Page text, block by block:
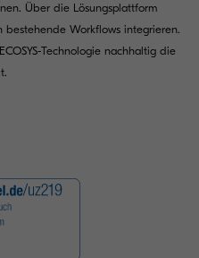
Über die Lösungsplattform
bestehende Workflows integrieren.
Technologie nachhaltig die